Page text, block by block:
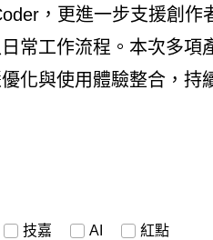
，更進一步支援創作
常工作流程。本次多項
化與使用體驗整合，持
技嘉 AI 紅點